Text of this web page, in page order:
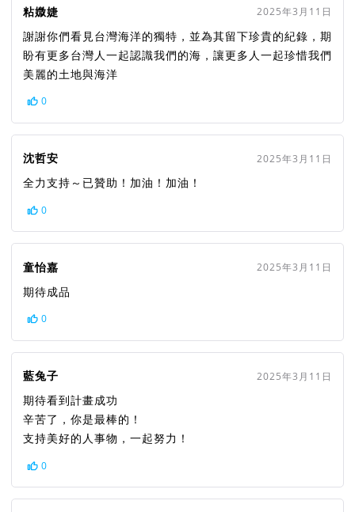
粘媺婕 2025年3月11日
謝謝你們看見台灣海洋的獨特，並為其留下珍貴的紀錄，期
盼有更多台灣人一起認識我們的海，讓更多人一起珍惜我們
美麗的土地與海洋
0
沈哲安 2025年3月11日
全力支持～已贊助！加油！加油！
0
童怡嘉 2025年3月11日
期待成品
0
藍兔子 2025年3月11日
期待看到計畫成功
辛苦了，你是最棒的！
支持美好的人事物，一起努力！
0